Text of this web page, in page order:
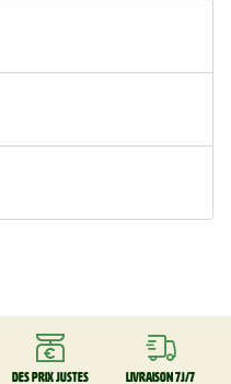
Des prix justes Livraison 7J/7